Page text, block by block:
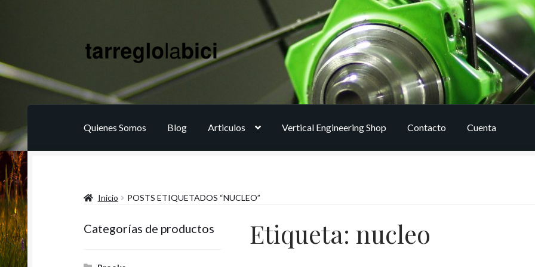
Ir
a
navegación
Ir
al
Quienes Somos Blog Articulos Vertical Engineering Shop Contacto Cuenta
Inicio POSTS ETIQUETADOS “NUCLEO”
Etiqueta: nucleo
Categorías de productos